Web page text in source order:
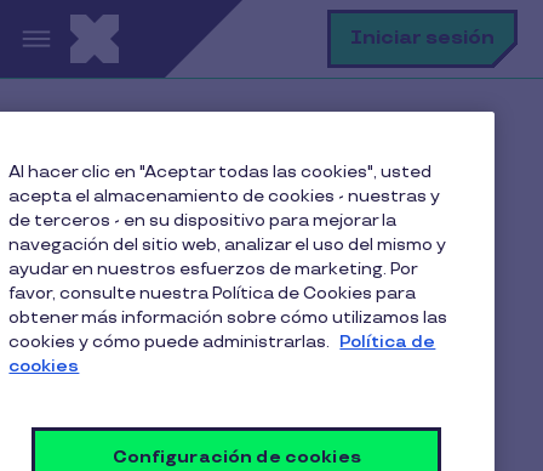
Pasar al contenido principal Iniciar sesión
Beneficios Corporativos
A mayor costo de vida mayor el beneficio de
alimentación
A mayor costo de vida
alimentación
Al hacer clic en "Aceptar todas las cookies", usted
acepta el almacenamiento de cookies - nuestras y
de terceros - en su dispositivo para mejorar la
navegación del sitio web, analizar el uso del mismo y
ayudar en nuestros esfuerzos de marketing. Por
favor, consulte nuestra Política de Cookies para
obtener más información sobre cómo utilizamos las
cookies y cómo puede administrarlas. Política de
cookies
Configuración de cookies